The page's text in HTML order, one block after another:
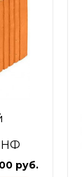
НФ
руб.